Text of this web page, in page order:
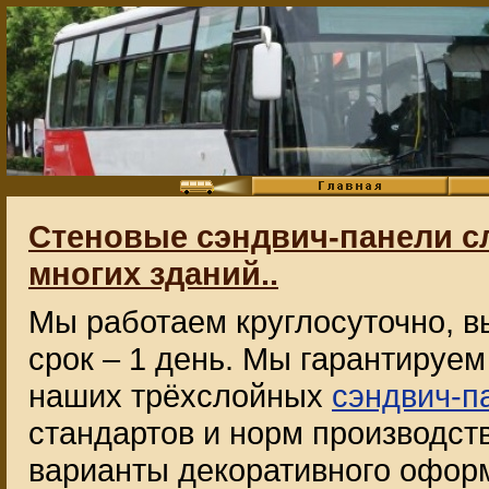
Стеновые сэндвич-панели
многих зданий..
Мы работаем круглосуточно,
срок – 1 день. Мы
наших трёхслойных сэндвич-
стандартов и норм
варианты декоративного